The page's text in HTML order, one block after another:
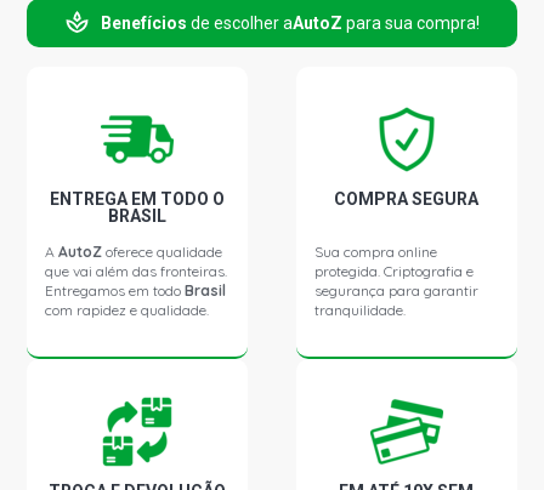
Benefícios de escolher aAutoZ para sua compra!
ENTREGA EM TODO O
BRASIL
AAutoZ oferece qualidade
que vai além das fronteiras.
Entregamos em todoBrasil
com rapidez e qualidade.
COMPRA SEGURA
Sua compra online
protegida. Criptografia e
segurança para garantir
tranquilidade.